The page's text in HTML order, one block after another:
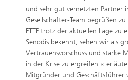
und sehr gut vernetzten Partner
Gesellschafter-Team begrüßen
FTTF trotz der aktuellen Lage zu
Senodis bekennt, sehen wir als
Vertrauensvorschuss und starke
in der Krise zu ergreifen.«
Mitgründer und Geschäftsführer